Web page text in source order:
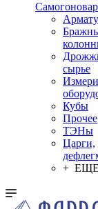
сырье
Кубы
Прочее
ТЭНы
Царги,
+